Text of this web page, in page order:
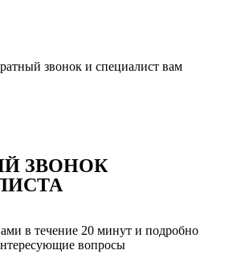
звонок и специалист вам
ЗВОНОК
в течение 20 минут и подробно
вопросы